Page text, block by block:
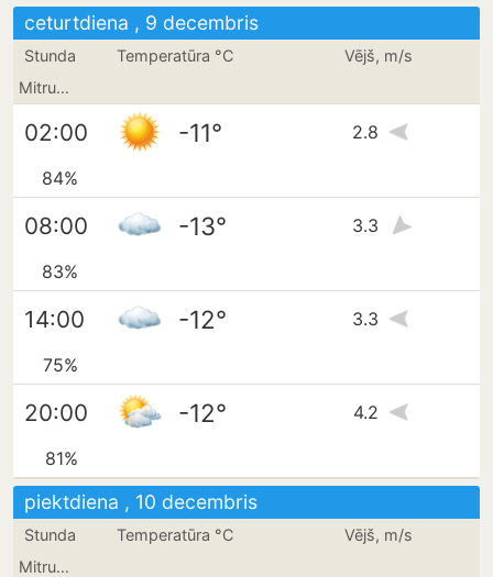
ceturtdiena , 9 decembris
Stunda Temperatūra °C
Vējš, m/s
Mitrums
02:00 -11° 2.8
84%
08:00 -13° 3.3
83%
14:00 -12° 3.3
75%
20:00 -12° 4.2
81%
piektdiena , 10 decembris
Stunda Temperatūra °C
Vējš, m/s
Mitrums